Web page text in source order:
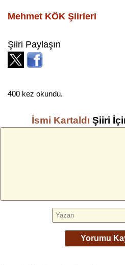
Mehmet KÖK Şiirleri
Şiiri Paylaşın
400 kez okundu.
İsmi Kartaldı Şiiri
Yorumu